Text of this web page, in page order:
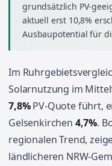
grundsätzlich PV-
aktuell erst 10,8%
Ausbaupotential für
Im
Solarnutzung im
7,8%PV-Quote führt,
Gelsenkirchen 4,7%.
regionalen Trend,
ländlicheren NRW-